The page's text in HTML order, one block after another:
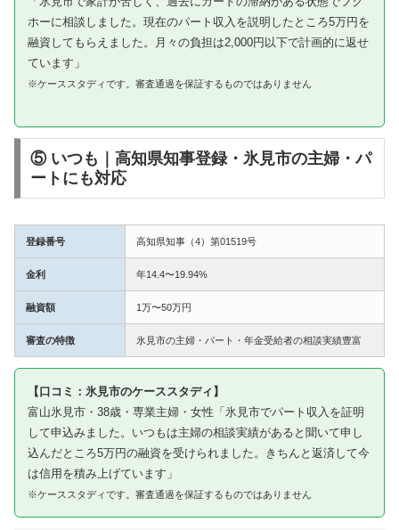
ホーに相談しました。現在のパート収入を説明したところ5万円を
融資してもらえました。月々の負担は2,000円以下で計画的に返せ
ています」
※ケーススタディです。審査通過を保証するものではありません
⑤ いつも｜高知県知事登録・氷見市の主婦・パ
ートにも対応
登録番号 高知県知事（4）第01519号
金利 年14.4〜19.94%
融資額 1万〜50万円
審査の特徴 氷見市の主婦・パート・年金受給者の相談実績豊富
【口コミ：氷見市のケーススタディ】
富山氷見市・38歳・専業主婦・女性「氷見市でパート収入を証明
して申込みました。いつもは主婦の相談実績があると聞いて申し
込んだところ5万円の融資を受けられました。きちんと返済して今
は信用を積み上げています」
※ケーススタディです。審査通過を保証するものではありません